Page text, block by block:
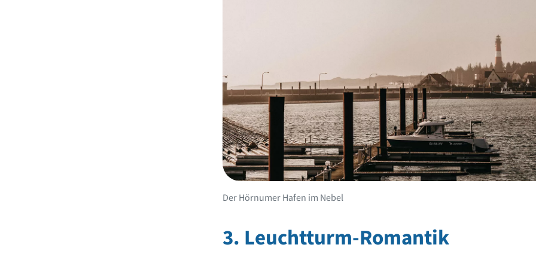
Der Hörnumer Hafen im Nebel
3. Leuchtturm-Romantik